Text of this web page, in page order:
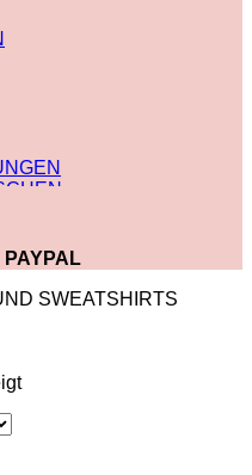
PAYPAL
SWEATSHIRTS